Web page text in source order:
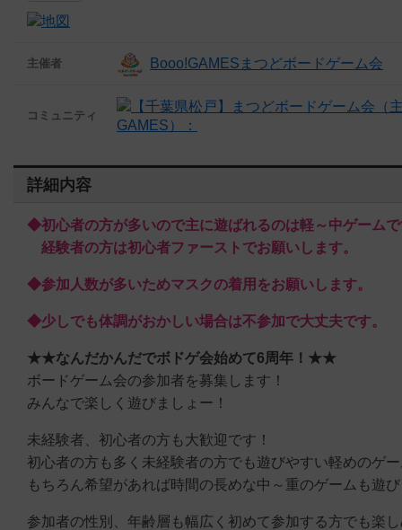
主催者 Booo!GAMESまつどボードゲーム会
コミュニティ
GAMES）：
詳細内容
◆初心者の方が多いので主に遊ばれるのは軽～中ゲーム
経験者の方は初心者ファーストでお願いします。
◆参加人数が多いためマスクの着用をお願いします。
◆少しでも体調がおかしい場合は不参加で大丈夫です。
★★なんだかんだでボドゲ会始めて6周年！★★
ボードゲーム会の参加者を募集します！
みんなで楽しく遊びましょー！
未経験者、初心者の方も大歓迎です！
初心者の方も多く未経験者の方でも遊びやすい軽めのゲ
もちろん希望があれば時間の長めな中～重のゲームも遊
参加者の性別、年齢層も幅広く初めて参加する方でも楽